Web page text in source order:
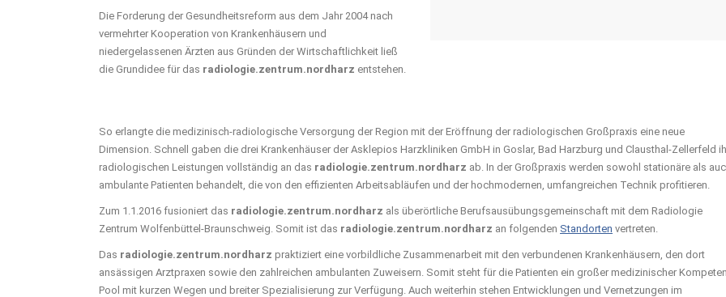
Die Forderung der Gesundheitsreform aus dem Jahr 2004 nach
vermehrter Kooperation von Krankenhäusern und
niedergelassenen Ärzten aus Gründen der Wirtschaftlichkeit ließ
die Grundidee für das radiologie.zentrum.nordharz entstehen.
So erlangte die medizinisch-radiologische Versorgung der Region mit der Eröffnung der radiologischen Großpraxis eine neue
Dimension. Schnell gaben die drei Krankenhäuser der Asklepios Harzkliniken GmbH in Goslar, Bad Harzburg und Clausthal-Zellerfeld
radiologischen Leistungen vollständig an das radiologie.zentrum.nordharz ab. In der Großpraxis werden sowohl stationäre als
ambulante Patienten behandelt, die von den effizienten Arbeitsabläufen und der hochmodernen, umfangreichen Technik profitieren.
Zum 1.1.2016 fusioniert das radiologie.zentrum.nordharz als überörtliche Berufsausübungsgemeinschaft mit dem Radiologie
Zentrum Wolfenbüttel-Braunschweig. Somit ist das radiologie.zentrum.nordharz an folgenden Standorten vertreten.
Das radiologie.zentrum.nordharz praktiziert eine vorbildliche Zusammenarbeit mit den verbundenen Krankenhäusern, den dort
ansässigen Arztpraxen sowie den zahlreichen ambulanten Zuweisern. Somit steht für die Patienten ein großer medizinischer
Pool mit kurzen Wegen und breiter Spezialisierung zur Verfügung. Auch weiterhin stehen Entwicklungen und Vernetzungen im